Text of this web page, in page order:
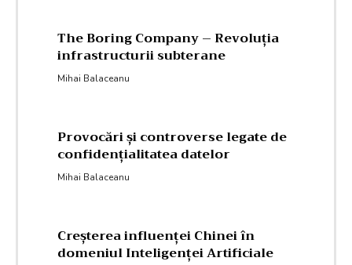
The Boring Company – Revoluția
infrastructurii subterane
Mihai Balaceanu
Provocări și controverse legate de
confidențialitatea datelor
Mihai Balaceanu
Creșterea influenței Chinei în
domeniul Inteligenței Artificiale